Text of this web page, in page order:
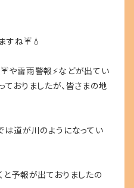
すね☔💧
や雷雨警報⚡などが出てい
おりましたが、皆さまの地
は道が川のようになってい
と予報が出ておりましたの